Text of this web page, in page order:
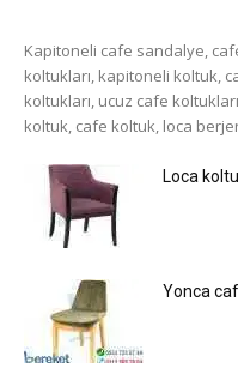
Kapitoneli cafe sandalye,
koltukları, kapitoneli koltuk,
koltukları, ucuz cafe
koltuk, cafe koltuk, loca
Loca
Yonca